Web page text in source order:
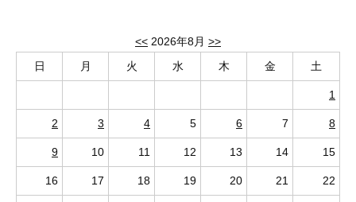
<< 2026年8月 >>
日
月 火 水 木 金 土
1
2 3 4 5 6 7 8
9 10 11 12 13 14 15
16 17 18 19 20 21 22